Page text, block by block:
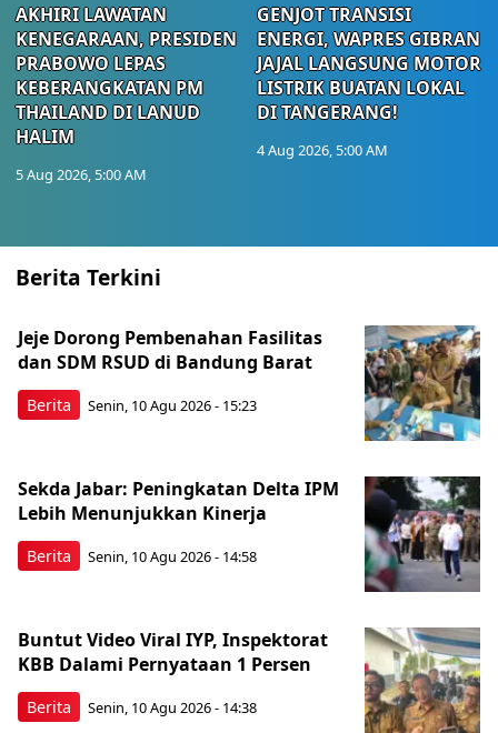
AKHIRI LAWATAN
KENEGARAAN, PRESIDEN
PRABOWO LEPAS
KEBERANGKATAN PM
THAILAND DI LANUD
HALIM
5 Aug 2026, 5:00 AM
GENJOT TRANSISI
ENERGI, WAPRES GIBRAN
JAJAL LANGSUNG MOTOR
LISTRIK BUATAN LOKAL
DI TANGERANG!
4 Aug 2026, 5:00 AM
Berita Terkini
Berita
Jeje Dorong Pembenahan Fasilitas
dan SDM RSUD di Bandung Barat
Senin, 10 Agu 2026 - 15:23
Berita
Sekda Jabar: Peningkatan Delta IPM
Lebih Menunjukkan Kinerja
Senin, 10 Agu 2026 - 14:58
Berita
Buntut Video Viral IYP, Inspektorat
KBB Dalami Pernyataan 1 Persen
Senin, 10 Agu 2026 - 14:38